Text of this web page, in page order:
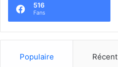
o
n
o
e
n
t
516
Fans
Populaire Récent